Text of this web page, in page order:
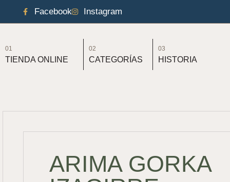
Facebook Instagram
01
TIENDA ONLINE
02
CATEGORÍAS
03
HISTORIA
ARIMA GORKA